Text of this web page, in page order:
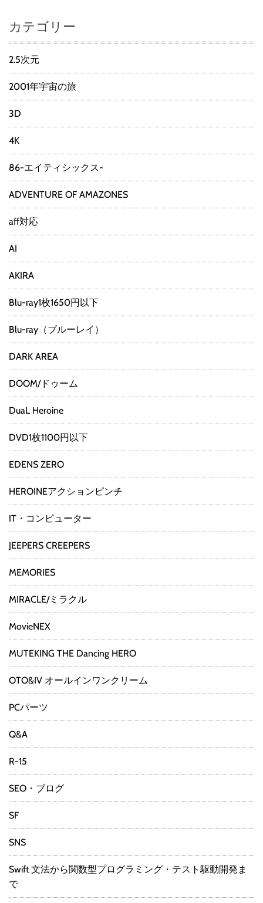
カテゴリー
2.5次元
2001年宇宙の旅
3D
4K
86-エイティシックス-
ADVENTURE OF AMAZONES
aff対応
AI
AKIRA
Blu-ray1枚1650円以下
Blu-ray（ブルーレイ）
DARK AREA
DOOM/ドゥーム
DuaL Heroine
DVD1枚1100円以下
EDENS ZERO
HEROINEアクションピンチ
IT・コンピューター
JEEPERS CREEPERS
MEMORIES
MIRACLE/ミラクル
MovieNEX
MUTEKING THE Dancing HERO
OTO&IV オールインワンクリーム
PCパーツ
Q&A
R-15
SEO・ブログ
SF
SNS
Swift 文法から関数型プログラミング・テスト駆動開発ま
で